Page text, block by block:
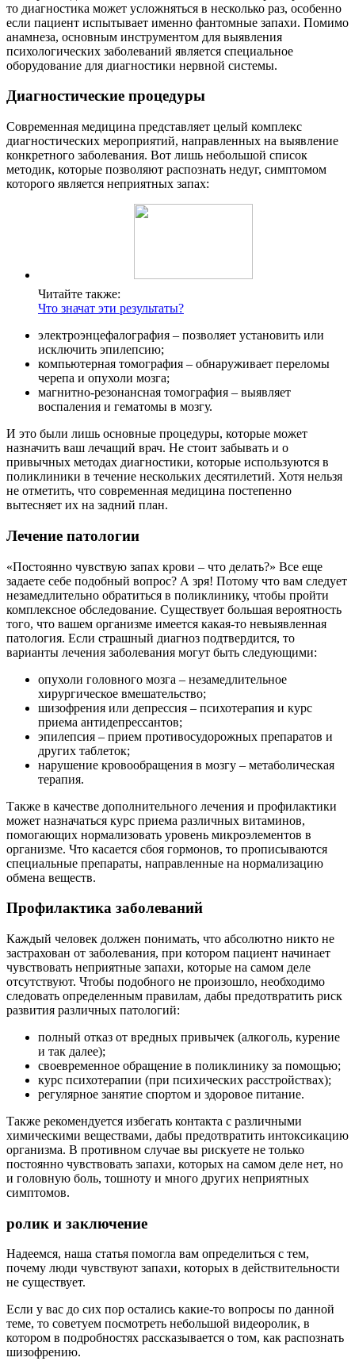
то диагностика может усложняться в несколько раз, особенно
если пациент испытывает именно фантомные запахи. Помимо
анамнеза, основным инструментом для выявления
психологических заболеваний является специальное
оборудование для диагностики нервной системы.
Диагностические процедуры
Современная медицина представляет целый комплекс
диагностических мероприятий, направленных на выявление
конкретного заболевания. Вот лишь небольшой список
методик, которые позволяют распознать недуг, симптомом
которого является неприятных запах:
Читайте также:
Что значат эти результаты?
электроэнцефалография – позволяет установить или
исключить эпилепсию;
компьютерная томография – обнаруживает переломы
черепа и опухоли мозга;
магнитно-резонансная томография – выявляет
воспаления и гематомы в мозгу.
И это были лишь основные процедуры, которые может
назначить ваш лечащий врач. Не стоит забывать и о
привычных методах диагностики, которые используются в
поликлиники в течение нескольких десятилетий. Хотя нельзя
не отметить, что современная медицина постепенно
вытесняет их на задний план.
Лечение патологии
«Постоянно чувствую запах крови – что делать?» Все еще
задаете себе подобный вопрос? А зря! Потому что вам следует
незамедлительно обратиться в поликлинику, чтобы пройти
комплексное обследование. Существует большая вероятность
того, что вашем организме имеется какая-то невыявленная
патология. Если страшный диагноз подтвердится, то
варианты лечения заболевания могут быть следующими:
опухоли головного мозга – незамедлительное
хирургическое вмешательство;
шизофрения или депрессия – психотерапия и курс
приема антидепрессантов;
эпилепсия – прием противосудорожных препаратов и
других таблеток;
нарушение кровообращения в мозгу – метаболическая
терапия.
Также в качестве дополнительного лечения и профилактики
может назначаться курс приема различных витаминов,
помогающих нормализовать уровень микроэлементов в
организме. Что касается сбоя гормонов, то прописываются
специальные препараты, направленные на нормализацию
обмена веществ.
Профилактика заболеваний
Каждый человек должен понимать, что абсолютно никто не
застрахован от заболевания, при котором пациент начинает
чувствовать неприятные запахи, которые на самом деле
отсутствуют. Чтобы подобного не произошло, необходимо
следовать определенным правилам, дабы предотвратить риск
развития различных патологий:
полный отказ от вредных привычек (алкоголь, курение
и так далее);
своевременное обращение в поликлинику за помощью;
курс психотерапии (при психических расстройствах);
регулярное занятие спортом и здоровое питание.
Также рекомендуется избегать контакта с различными
химическими веществами, дабы предотвратить интоксикацию
организма. В противном случае вы рискуете не только
постоянно чувствовать запахи, которых на самом деле нет, но
и головную боль, тошноту и много других неприятных
симптомов.
ролик и заключение
Надеемся, наша статья помогла вам определиться с тем,
почему люди чувствуют запахи, которых в действительности
не существует.
Если у вас до сих пор остались какие-то вопросы по данной
теме, то советуем посмотреть небольшой видеоролик, в
котором в подробностях рассказывается о том, как распознать
шизофрению.